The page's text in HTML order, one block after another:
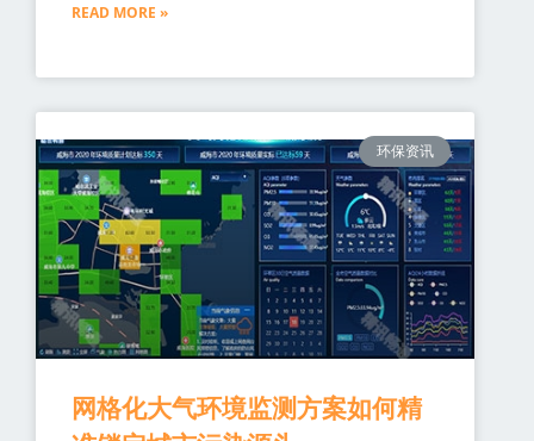
READ MORE »
环保资讯
网格化大气环境监测方案如何精